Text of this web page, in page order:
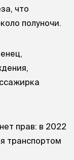
что
полуночи.
прав: в 2022
транспортом